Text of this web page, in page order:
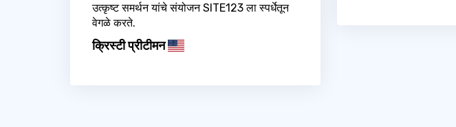
उत्कृष्ट समर्थन यांचे संयोजन SITE123 ला स्पर्धेतून
वेगळे करते.
क्रिस्टी प्रीटीमन